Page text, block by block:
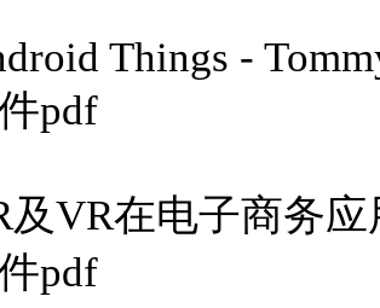
Things -
pdf
及VR在电子商务
pdf